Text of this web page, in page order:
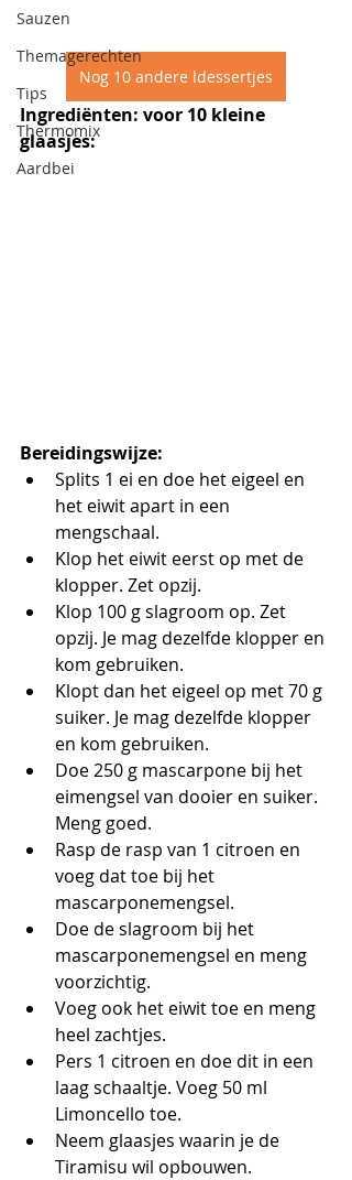
Sauzen
Themagerechten
Tips
Thermomix
Aardbei
Nog 10 andere ldessertjes
Ingrediënten: voor 10 kleine
glaasjes:
Bereidingswijze:
Splits 1 ei en doe het eigeel en
het eiwit apart in een
mengschaal.
Klop het eiwit eerst op met de
klopper. Zet opzij.
Klop 100 g slagroom op. Zet
opzij. Je mag dezelfde klopper en
kom gebruiken.
Klopt dan het eigeel op met 70 g
suiker. Je mag dezelfde klopper
en kom gebruiken.
Doe 250 g mascarpone bij het
eimengsel van dooier en suiker.
Meng goed.
Rasp de rasp van 1 citroen en
voeg dat toe bij het
mascarponemengsel.
Doe de slagroom bij het
mascarponemengsel en meng
voorzichtig.
Voeg ook het eiwit toe en meng
heel zachtjes.
Pers 1 citroen en doe dit in een
laag schaaltje. Voeg 50 ml
Limoncello toe.
Neem glaasjes waarin je de
Tiramisu wil opbouwen.